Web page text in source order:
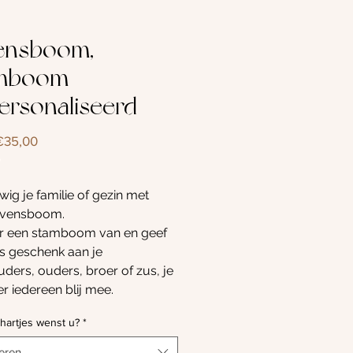
Verkoopprijs
je familie of gezin met
een stamboom van en geef
geschenk aan je
ouders, broer of zus, je
iedereen blij mee.
geleverd met een
wenst u? *